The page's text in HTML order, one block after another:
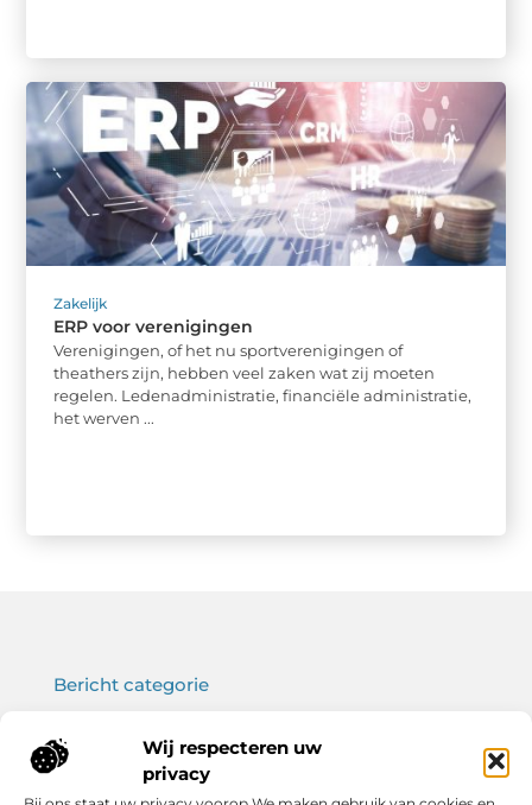
Wij respecteren uw
privacy
Zakelijk
ERP voor verenigingen
Verenigingen, of het nu sportverenigingen of
theathers zijn, hebben veel zaken wat zij moeten
regelen. Ledenadministratie, financiële administratie,
het werven ...
Bericht categorie